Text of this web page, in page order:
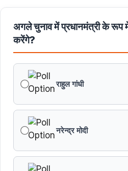
बंदियों की समय पूर्व रिहाई दूसरे
करेगी प्रोत्साहित : मुख्यमंत्री डॉ. यादव
छिंदवाड़ा को औद्योगिक हब बनाने की
मुख्यमंत्री डॉ. यादव
जन सेवा में संवेदनशीलता ही सुशासन की
अगले चुनाव में प्रधानमंत्री के
करेंगे?
राहुल गांधी
नरेन्द्र मोदी